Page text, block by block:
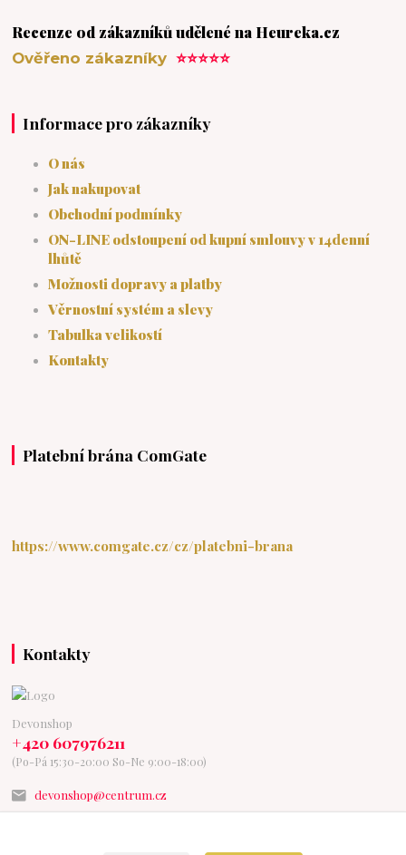
Recenze od zákazníků udělené na Heureka.cz
Ověřeno zákazníky⭐⭐⭐⭐⭐
Informace pro zákazníky
O nás
Jak nakupovat
Obchodní podmínky
ON-LINE odstoupení od kupní smlouvy v 14denní
lhůtě
Možnosti dopravy a platby
Věrnostní systém a slevy
Tabulka velikostí
Kontakty
Platební brána ComGate
https://www.comgate.cz/cz/platebni-brana
Kontakty
Devonshop
+420 607976211
(Po-Pá 15:30-20:00 So-Ne 9:00-18:00)
devonshop@centrum.cz